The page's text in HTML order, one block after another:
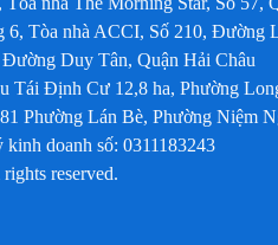
6, Tòa nhà ACCI, Số 210, Đường
Duy Tân, Quận Hải Châu
Tái Định Cư 12,8 ha, Phường
Phường Lán Bè, Phường Niệm
doanh số: 0311183243
reserved.